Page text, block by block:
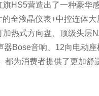
旗HS5营造出了一种豪华
的全液晶仪表+中控连体大
加热式方向盘、顶级头层
器Bose音响、12向电动
都为消费者提供了更加舒